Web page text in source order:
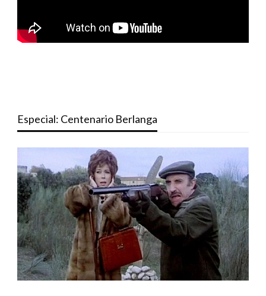
Especial: Centenario Berlanga